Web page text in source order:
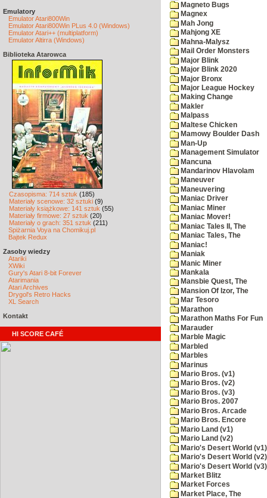
Emulatory
Emulator Atari800Win
Emulator Atari800Win PLus 4.0 (Windows)
Emulator Atari++ (multiplatform)
Emulator Altirra (Windows)
Biblioteka Atarowca
Czasopisma: 714 sztuk (185)
Materiały scenowe: 32 sztuki (9)
Materiały książkowe: 141 sztuk (55)
Materiały firmowe: 27 sztuk (20)
Materiały o grach: 351 sztuk (211)
Spiżarnia Voya na Chomikuj.pl
Bajtek Redux
Zasoby wiedzy
Atariki
XWiki
Gury's Atari 8-bit Forever
Atarimania
Atari Archives
Drygol's Retro Hacks
XL Search
Kontakt
HI SCORE CAFÉ
Magneto Bugs
Magnex
Mah Jong
Mahjong XE
Mahna-Malysz
Mail Order Monsters
Major Blink
Major Blink 2020
Major Bronx
Major League Hockey
Making Change
Makler
Malpass
Maltese Chicken
Mamowy Boulder Dash
Man-Up
Management Simulator
Mancuna
Mandarinov Hlavolam
Maneuver
Maneuvering
Maniac Driver
Maniac Miner
Maniac Mover!
Maniac Tales II, The
Maniac Tales, The
Maniac!
Maniak
Manic Miner
Mankala
Mansbie Quest, The
Mansion Of Izor, The
Mar Tesoro
Marathon
Marathon Maths For Fun
Marauder
Marble Magic
Marbled
Marbles
Marinus
Mario Bros. (v1)
Mario Bros. (v2)
Mario Bros. (v3)
Mario Bros. 2007
Mario Bros. Arcade
Mario Bros. Encore
Mario Land (v1)
Mario Land (v2)
Mario's Desert World (v1)
Mario's Desert World (v2)
Mario's Desert World (v3)
Market Blitz
Market Forces
Market Place, The